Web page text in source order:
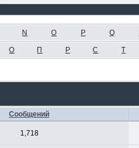
N O P Q
О П Р С Т
Сообщений
1,718